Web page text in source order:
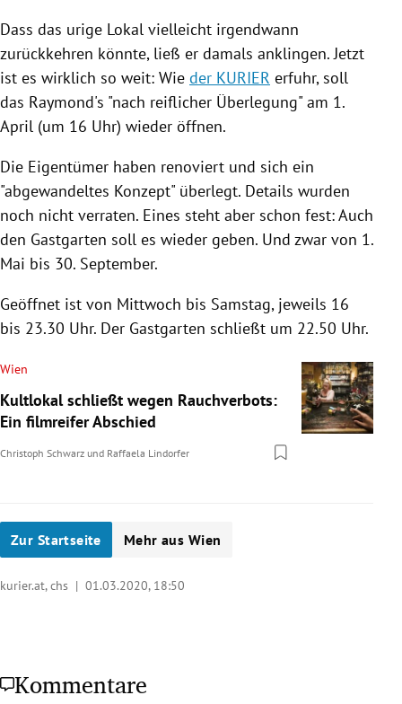
Dass das urige Lokal vielleicht irgendwann
zurückkehren könnte, ließ er damals anklingen. Jetzt
ist es wirklich so weit: Wie der KURIER erfuhr, soll
das Raymond's "nach reiflicher Überlegung" am 1.
April (um 16 Uhr) wieder öffnen.
Die Eigentümer haben renoviert und sich ein
"abgewandeltes Konzept" überlegt. Details wurden
noch nicht verraten. Eines steht aber schon fest: Auch
den Gastgarten soll es wieder geben. Und zwar von 1.
Mai bis 30. September.
Geöffnet ist von Mittwoch bis Samstag, jeweils 16
bis 23.30 Uhr. Der Gastgarten schließt um 22.50 Uhr.
Wien
Kultlokal schließt wegen Rauchverbots:
Ein filmreifer Abschied
Christoph Schwarz und Raffaela Lindorfer
Zur Startseite Mehr aus Wien
kurier.at, chs | 01.03.2020, 18:50
Kommentare